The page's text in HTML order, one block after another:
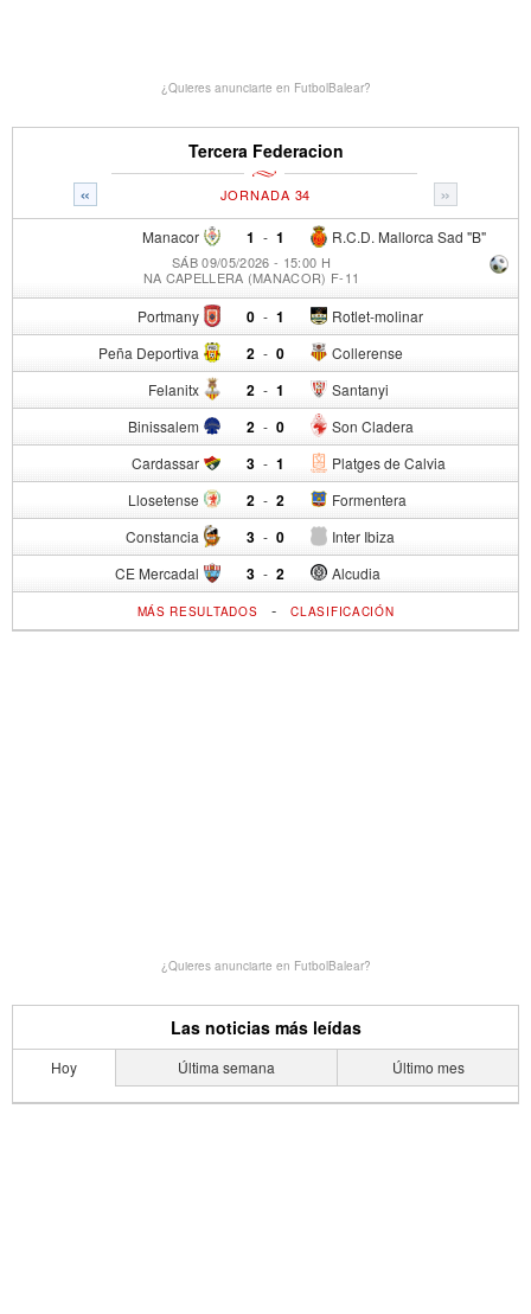
¿Quieres anunciarte en FutbolBalear?
Tercera Federacion
« »
JORNADA 34
Manacor 1 - R.C.D. Mallorca Sad "B"
1
SÁB 09/05/2026 - 15:00 H
NA CAPELLERA (MANACOR) F-11
Portmany 0 - Rotlet-molinar
1
Peña Deportiva 2 - Collerense
0
Felanitx 2 - Santanyi
1
Binissalem 2 - Son Cladera
0
Cardassar 3 - Platges de Calvia
1
Llosetense 2 - Formentera
2
Constancia 3 - Inter Ibiza
0
CE Mercadal 3 - Alcudia
2
MÁS RESULTADOS -CLASIFICACIÓN
¿Quieres anunciarte en FutbolBalear?
Las noticias más leídas
Hoy Última semana Último mes